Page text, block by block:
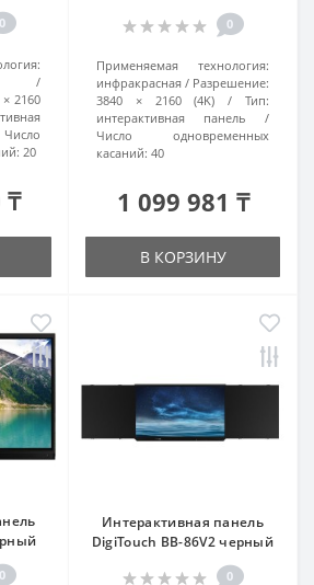
0
× 2160
Число
20
₸
0
Применяемая технология:
инфракрасная
Разрешение:
3840 × 2160 (4K)
Тип:
интерактивная панель
Число одновременных
касаний: 40
1 099 981 ₸
В КОРЗИНУ
0
Интерактивная панель
DigiTouch BB-86V2 черный
0